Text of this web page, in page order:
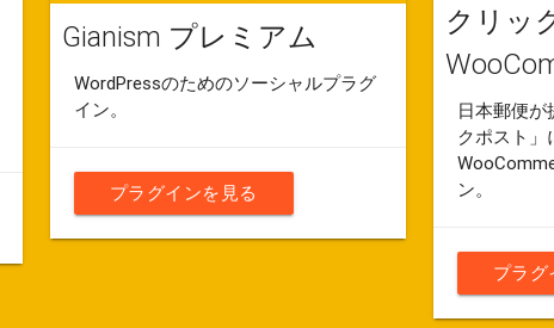
Gianism プレミアム
WordPressのためのソーシャルプラグ
イン。
プラグインを見る
クリッ
日本郵便が
クポスト」
ン。
プラグ